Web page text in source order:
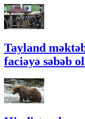
Tayland
faciəyə səbəb